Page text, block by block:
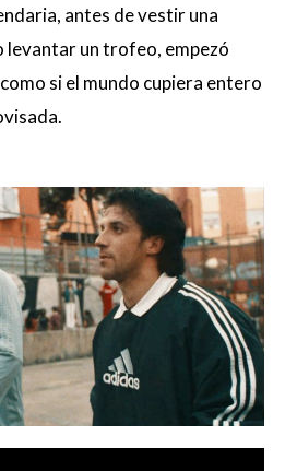
antes de vestir una
levantar un trofeo, empezó
si el mundo cupiera entero